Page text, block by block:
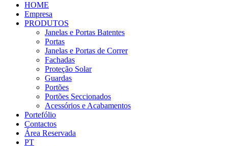
HOME
Empresa
PRODUTOS
Janelas e Portas Batentes
Portas
Janelas e Portas de Correr
Fachadas
Proteção Solar
Guardas
Portões
Portões Seccionados
Acessórios e Acabamentos
Portefólio
Contactos
Área Reservada
PT